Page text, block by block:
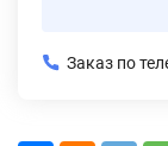
Заказ по